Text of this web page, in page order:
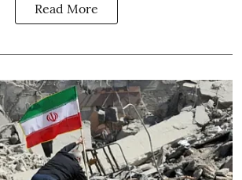
Read More